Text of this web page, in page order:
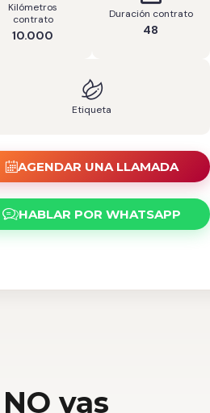
Kilómetros
contrato
10.000
Duración contrato
48
Etiqueta
AGENDAR UNA LLAMADA
HABLAR POR WHATSAPP
vas